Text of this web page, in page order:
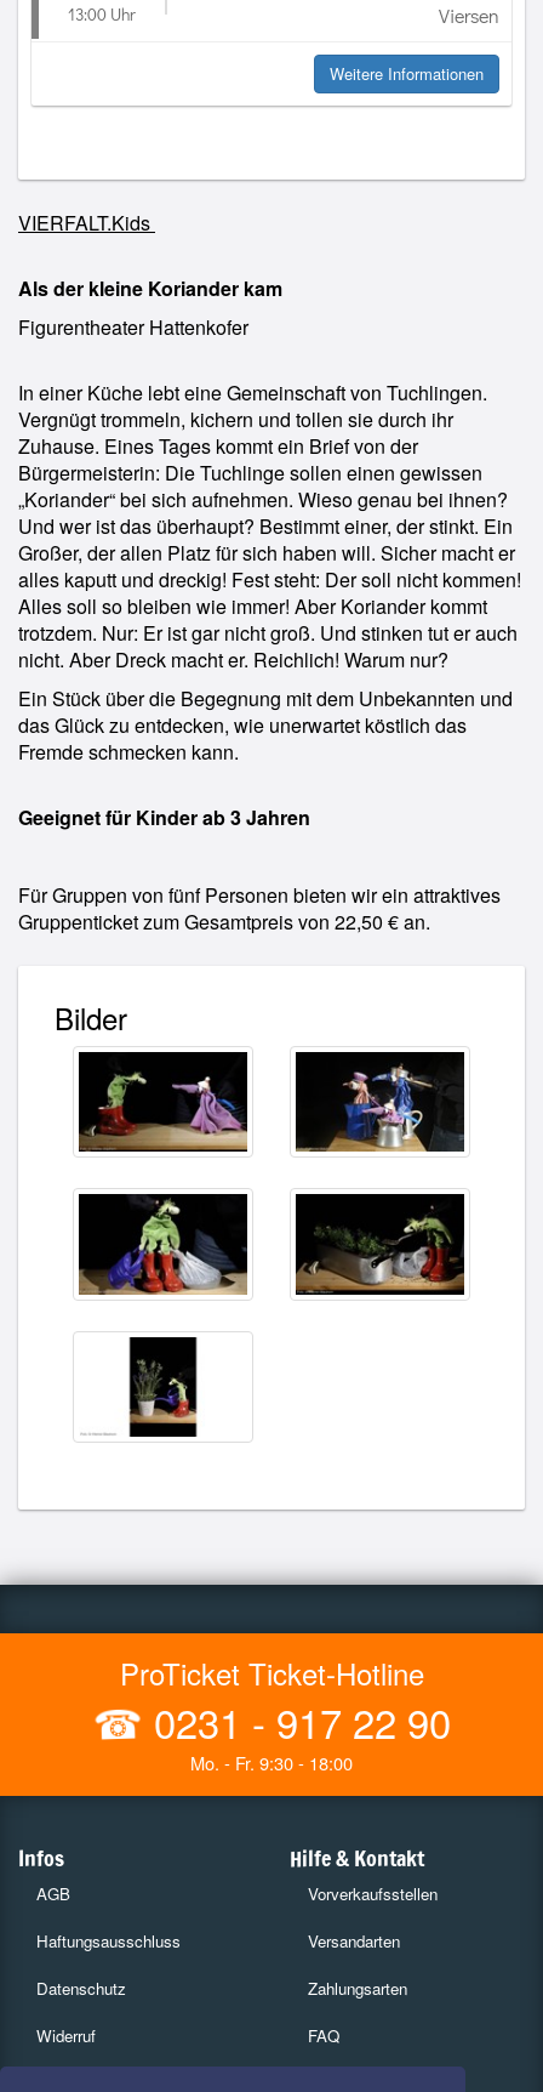
13:00 Uhr
Viersen
Weitere Informationen
VIERFALT.Kids
Als der kleine Koriander kam
Figurentheater Hattenkofer
In einer Küche lebt eine Gemeinschaft von Tuchlingen.
Vergnügt trommeln, kichern und tollen sie durch ihr
Zuhause. Eines Tages kommt ein Brief von der
Bürgermeisterin: Die Tuchlinge sollen einen gewissen
„Koriander“ bei sich aufnehmen. Wieso genau bei ihnen?
Und wer ist das überhaupt? Bestimmt einer, der stinkt. Ein
Großer, der allen Platz für sich haben will. Sicher macht er
alles kaputt und dreckig! Fest steht: Der soll nicht kommen!
Alles soll so bleiben wie immer! Aber Koriander kommt
trotzdem. Nur: Er ist gar nicht groß. Und stinken tut er auch
nicht. Aber Dreck macht er. Reichlich! Warum nur?
Ein Stück über die Begegnung mit dem Unbekannten und
das Glück zu entdecken, wie unerwartet köstlich das
Fremde schmecken kann.
Geeignet für Kinder ab 3 Jahren
Für Gruppen von fünf Personen bieten wir ein attraktives
Gruppenticket zum Gesamtpreis von 22,50 € an.
Bilder
ProTicket Ticket-Hotline
☎ 0231 - 917 22 90
Mo. - Fr. 9:30 - 18:00
Infos
AGB
Haftungsausschluss
Datenschutz
Widerruf
Hilfe & Kontakt
Vorverkaufsstellen
Versandarten
Zahlungsarten
FAQ